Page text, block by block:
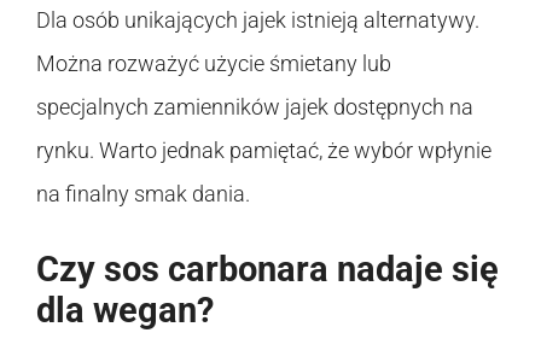
Dla osób unikających jajek istnieją alternatywy.
Można rozważyć użycie śmietany lub
specjalnych zamienników jajek dostępnych na
rynku. Warto jednak pamiętać, że wybór wpłynie
na finalny smak dania.
Czy sos carbonara nadaje się
dla wegan?